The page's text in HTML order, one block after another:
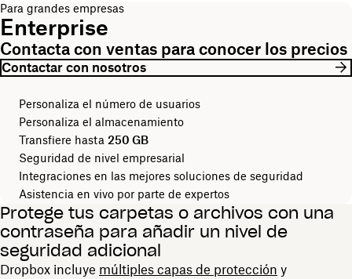
Para grandes empresas
Enterprise
Contacta con ventas para conocer los precios
Contactar con nosotros
Personaliza el número de usuarios
Personaliza el almacenamiento
Transfiere hasta 250 GB
Seguridad de nivel empresarial
Integraciones en las mejores soluciones de seguridad
Asistencia en vivo por parte de expertos
Protege tus carpetas o archivos con una
contraseña para añadir un nivel de
seguridad adicional
Dropbox incluye múltiples capas de protección y